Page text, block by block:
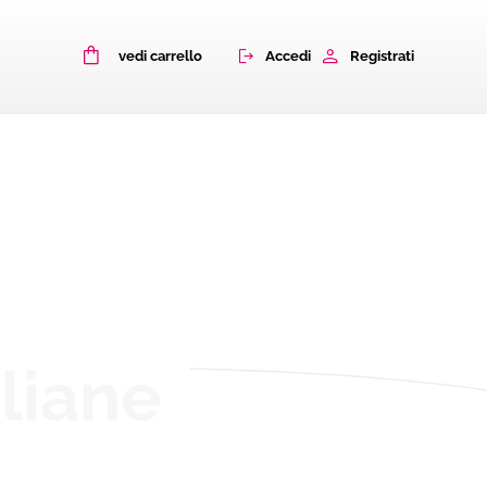
vedi carrello Accedi Registrati